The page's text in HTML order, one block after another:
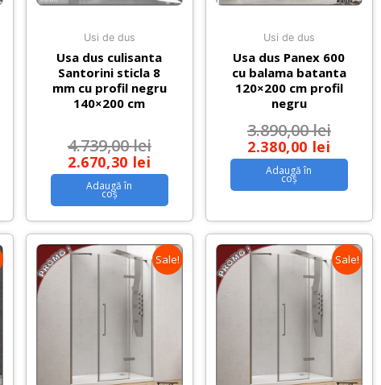
Usi de dus
Usa dus culisanta
Santorini sticla 8
mm cu profil negru
140×200 cm
4.739,00lei
2.670,30 lei
Adaugă în
coș
Usi de dus
Usa dus Panex 600
cu balama batanta
120×200 cm profil
negru
3.890,00lei
2.380,00 lei
Adaugă în
coș
Sale! Sale!